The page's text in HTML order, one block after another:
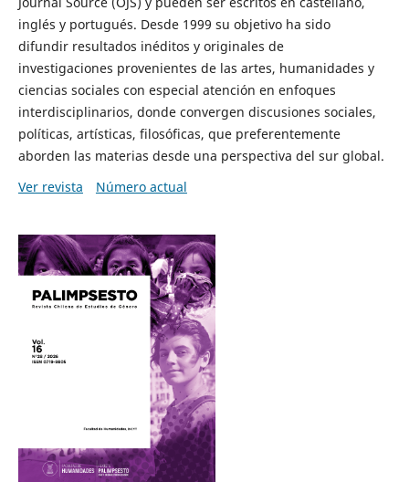
inglés y portugués. Desde 1999 su objetivo ha sido
difundir resultados inéditos y originales de
investigaciones provenientes de las artes, humanidades y
ciencias sociales con especial atención en enfoques
interdisciplinarios, donde convergen discusiones sociales,
políticas, artísticas, filosóficas, que preferentemente
aborden las materias desde una perspectiva del sur global.
Ver revista
Número actual